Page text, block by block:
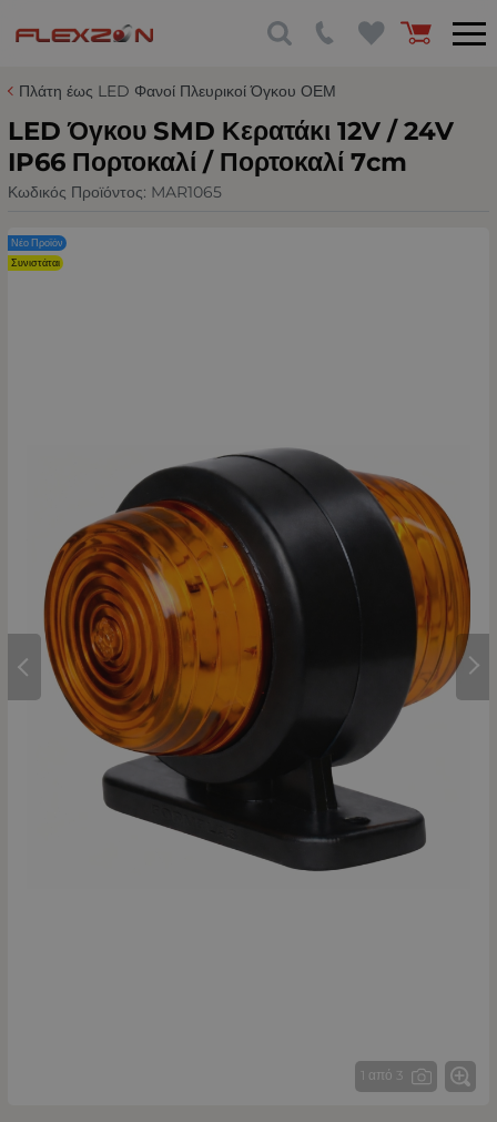
Πλάτη έως LED Φανοί Πλευρικοί Όγκου ΟΕΜ
LED Όγκου SMD Κερατάκι 12V / 24V
IP66 Πορτοκαλί / Πορτοκαλί 7cm
Κωδικός Προϊόντος: MAR1065
1 από 3
Νέο Προϊόν
Συνιστάται